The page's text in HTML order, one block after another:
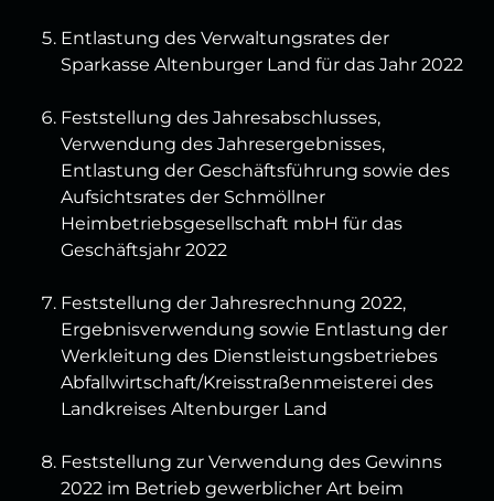
Entlastung des Verwaltungsrates der
Sparkasse Altenburger Land für das Jahr 2022
Feststellung des Jahresabschlusses,
Verwendung des Jahresergebnisses,
Entlastung der Geschäftsführung sowie des
Aufsichtsrates der Schmöllner
Heimbetriebsgesellschaft mbH für das
Geschäftsjahr 2022
Feststellung der Jahresrechnung 2022,
Ergebnisverwendung sowie Entlastung der
Werkleitung des Dienstleistungsbetriebes
Abfallwirtschaft/Kreisstraßenmeisterei des
Landkreises Altenburger Land
Feststellung zur Verwendung des Gewinns
2022 im Betrieb gewerblicher Art beim